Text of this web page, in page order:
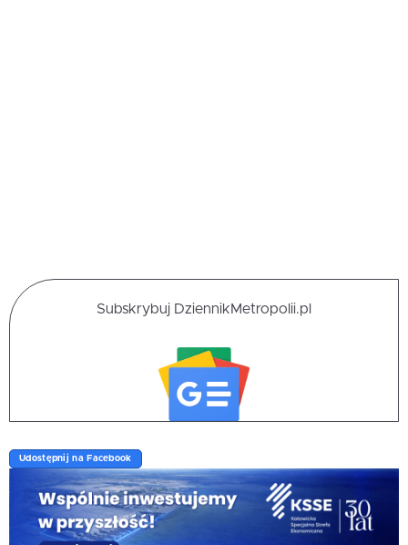
Subskrybuj DziennikMetropolii.pl
Udostępnij na Facebook